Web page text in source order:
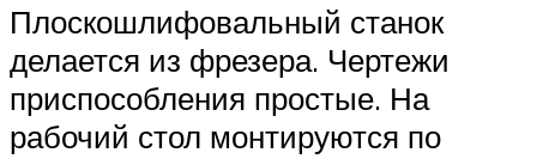
Плоскошлифовальный станок
делается из фрезера. Чертежи
приспособления простые. На
рабочий стол монтируются по